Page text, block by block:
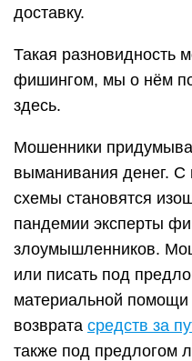
доставку.
Такая разновидность
фишингом, мы о нём
здесь.
Мошенники
выманивания денег. C
схемы становятся
пандемии эксперты
злоумышленников.
или писать под
материальной помощи
возврата средств за
также под предлогом